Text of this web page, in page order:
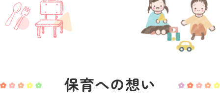
保育への想い